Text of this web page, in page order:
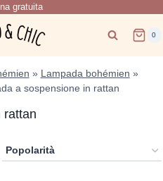
gratuita
0
» Lampada bohémien »
a sospensione in rattan
rattan